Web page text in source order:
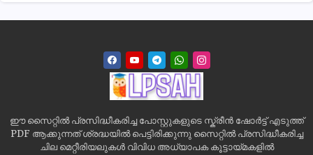
ഈ സൈറ്റിൽ പ്രസിദ്ധീകരിച്ച പോസ്റ്റുകളുടെ സ്ക്രീൻ ഷോർട്ട് എടുത്ത്
PDF ആക്കുന്നത് ശ്രദ്ധയിൽ പെട്ടിരിക്കുന്നു സൈറ്റിൽ പ്രസിദ്ധീകരിച്ച
ചില മെറ്റീരിയലുകൾ വിവിധ അധ്യാപക കൂട്ടായ്മകളിൽ